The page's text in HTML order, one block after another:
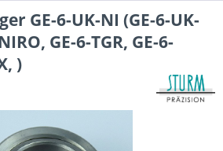
GE-6-UK-NI (GE-6-UK-
GE-6-TGR, GE-6-
)